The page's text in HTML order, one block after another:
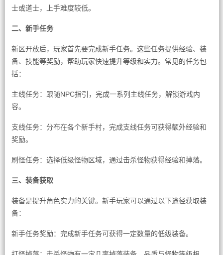
士或道士，上手难度较低。
二、新手任务
新区开放后，玩家首先要完成新手任务。这些任务提供经验、装
备、技能等奖励，帮助玩家快速提升等级和实力。常见的任务包
括：
主线任务：跟随NPC指引，完成一系列主线任务，解锁游戏内
容。
支线任务：分布在各个新手村，完成支线任务可获得额外经验和
奖励。
刷怪任务：选择低级怪物区域，通过击杀怪物获得经验和掉落。
三、装备获取
装备是提升角色实力的关键。新手玩家可以通过以下途径获取装
备：
新手任务奖励：完成新手任务可获得一定数量的低级装备。